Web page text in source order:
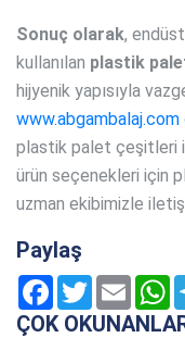
Sonuç olarak,
kullanılan plastik
hijyenik yapısıyla
www.abgambalaj.com
plastik palet çeşitleri
ürün seçenekleri için
uzman ekibimizle
Paylaş
Facebook
TwitterEmail
ÇOK